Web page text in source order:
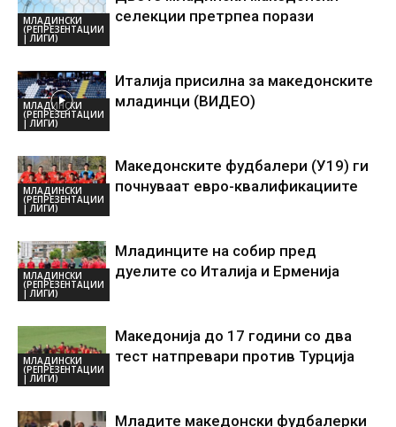
МЛАДИНСКИ
(РЕПРЕЗЕНТАЦИИ
| ЛИГИ)
селекции претрпеа порази
МЛАДИНСКИ
(РЕПРЕЗЕНТАЦИИ
| ЛИГИ)
Италија присилна за македонските
младинци (ВИДЕО)
МЛАДИНСКИ
(РЕПРЕЗЕНТАЦИИ
| ЛИГИ)
Македонските фудбалери (У19) ги
почнуваат евро-квалификациите
МЛАДИНСКИ
(РЕПРЕЗЕНТАЦИИ
| ЛИГИ)
Младинците на собир пред
дуелите со Италија и Ерменија
МЛАДИНСКИ
(РЕПРЕЗЕНТАЦИИ
| ЛИГИ)
Македонија до 17 години со два
тест натпревари против Турција
Младите македонски фудбалерки